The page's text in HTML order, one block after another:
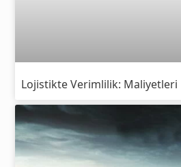
Lojistikte Verimlilik: Maliyetleri